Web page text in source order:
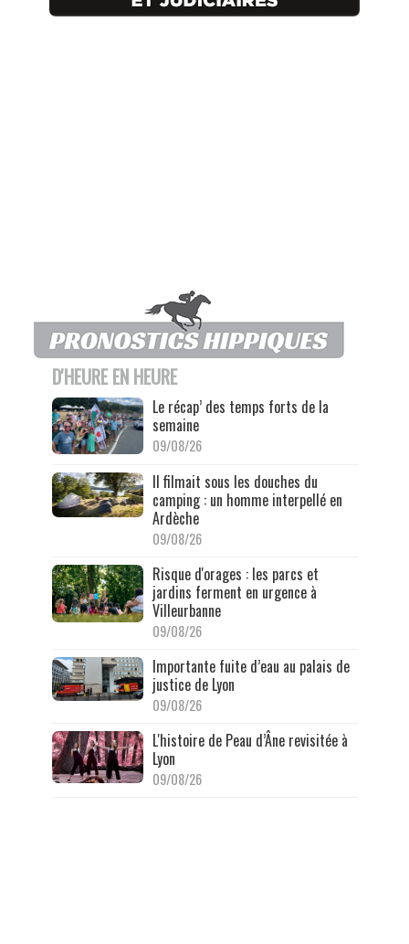
D'HEURE EN HEURE
Le récap’ des temps forts de la
semaine
09/08/26
Il filmait sous les douches du
camping : un homme interpellé en
Ardèche
09/08/26
Risque d'orages : les parcs et
jardins ferment en urgence à
Villeurbanne
09/08/26
Importante fuite d’eau au palais de
justice de Lyon
09/08/26
L'histoire de Peau d’Âne revisitée à
Lyon
09/08/26